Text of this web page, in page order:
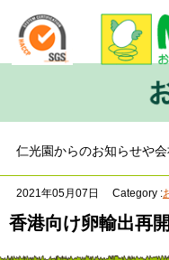
仁光園からのお知らせや
2021年05月07日 Category :
香港向け卵輸出再開